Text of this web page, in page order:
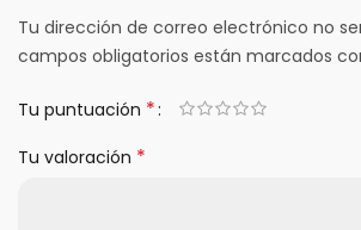
Tu dirección de correo electrónico no
campos obligatorios están marcados
Tu puntuación *
Tu valoración *